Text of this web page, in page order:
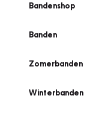
Bandenshop
Banden
Zomerbanden
Winterbanden